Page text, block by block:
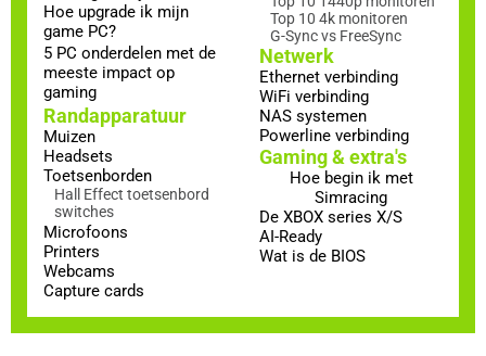
Hoe upgrade ik mijn
game PC?
5 PC onderdelen met de
meeste impact op
gaming
Randapparatuur
Muizen
Headsets
Toetsenborden
Hall Effect toetsenbord
switches
Microfoons
Printers
Webcams
Capture cards
Top 10 4k monitoren
G-Sync vs FreeSync
Netwerk
Ethernet verbinding
WiFi verbinding
NAS systemen
Powerline verbinding
Gaming & extra's
Hoe begin ik met
Simracing
De XBOX series X/S
AI-Ready
Wat is de BIOS